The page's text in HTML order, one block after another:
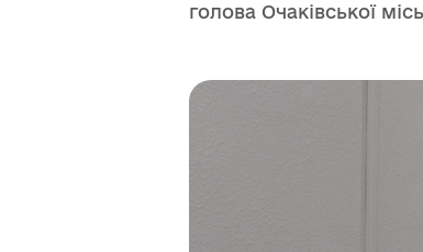
голова Очаківської